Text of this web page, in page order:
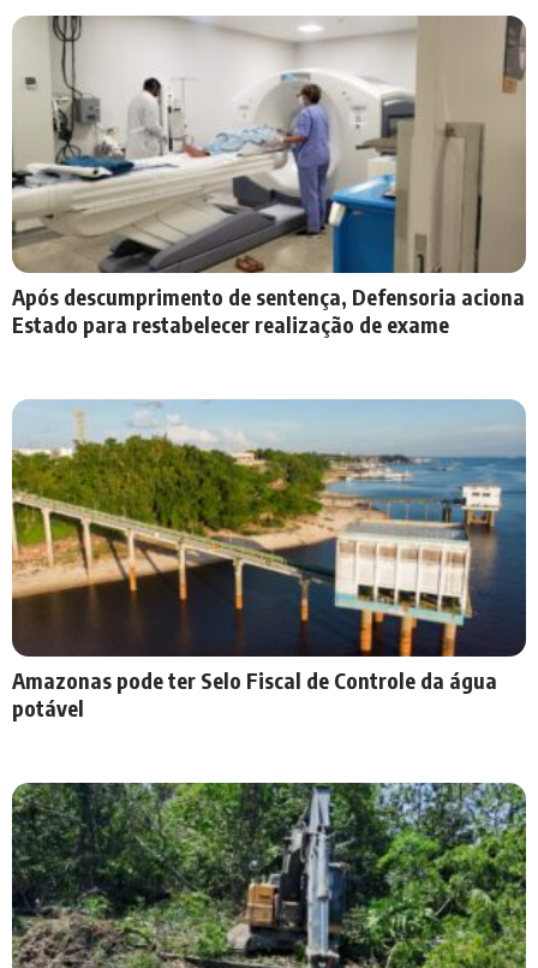
Após descumprimento de sentença, Defensoria aciona
Estado para restabelecer realização de exame
Amazonas pode ter Selo Fiscal de Controle da água
potável